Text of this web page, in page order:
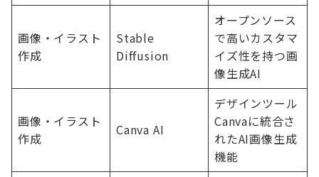
画像・イラスト
作成
Stable
Diffusion
オープンソース
で高いカスタマ
イズ性を持つ画
像生成AI
画像・イラスト
作成
Canva AI
デザインツール
Canvaに統合さ
れたAI画像生成
機能